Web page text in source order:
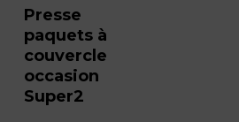
Presse
paquets à
couvercle
occasion
Super2